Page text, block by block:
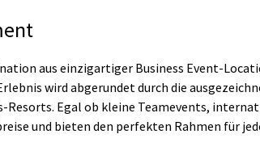
aus einzigartiger Business Event-
wird abgerundet durch die
Resorts. Egal ob kleine Teamevents,
und bieten den perfekten Rahmen für